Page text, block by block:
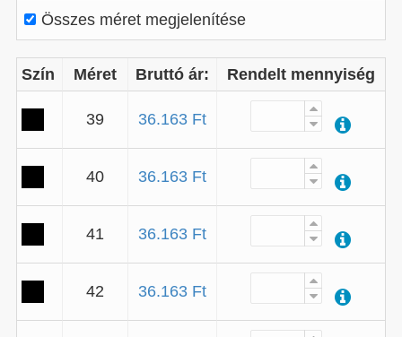
Összes méret megjelenítése
Szín Méret Bruttó ár: Rendelt mennyiség
39 36.163 Ft
40 36.163 Ft
41 36.163 Ft
42 36.163 Ft